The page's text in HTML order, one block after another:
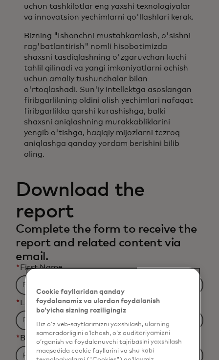
uchun tashkilotlar eng yaxshi texnologiyalar
va innovatsion yechimlarni qo'llashlari kerak.
Bizning "Ishonchni mustahkamlash, o'sishni
rag'batlantirish" nomli hisobotimizda
shaxsni tasdiqlashning o'zgaruvchan kuchi
tahlil qilinadi va yangi imkoniyatlarni ochish
uchun amaliy tushunchalar bilan
o'rtoqlashadi. Sun'iy intellektga asoslangan
firibgarlikning oldini olish yechimlari nafaqat
firibgarlikka qarshi kurashishga, balki
shaxsni aniqlashning murakkabliklarini
yengib o'tishga, haqiqiy mijozlarni tezroq
aniqlashga qanday yordam berishini bilib
oling.
Download the
report
Complete the form to receive the
report and related content via
email.
* First Name
* Last Name
* Business Email Address
Cookie fayllaridan qanday
foydalanamiz va ulardan foydalanish
bo‘yicha sizning roziligingiz
Biz o‘z veb-saytlarimizni yaxshilash, ularning
samaradorligini o‘lchash, o‘z auditoriyamizni
o‘rganish va foydalanuvchi tajribasini yaxshilash
maqsadida cookie fayllarini va shu kabi